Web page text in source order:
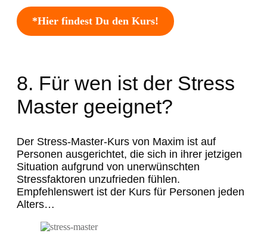
*Hier findest Du den Kurs!
8. Für wen ist der Stress
Master geeignet?
Der Stress-Master-Kurs von Maxim ist auf
Personen ausgerichtet, die sich in ihrer jetzigen
Situation aufgrund von unerwünschten
Stressfaktoren unzufrieden fühlen.
Empfehlenswert ist der Kurs für Personen jeden
Alters…